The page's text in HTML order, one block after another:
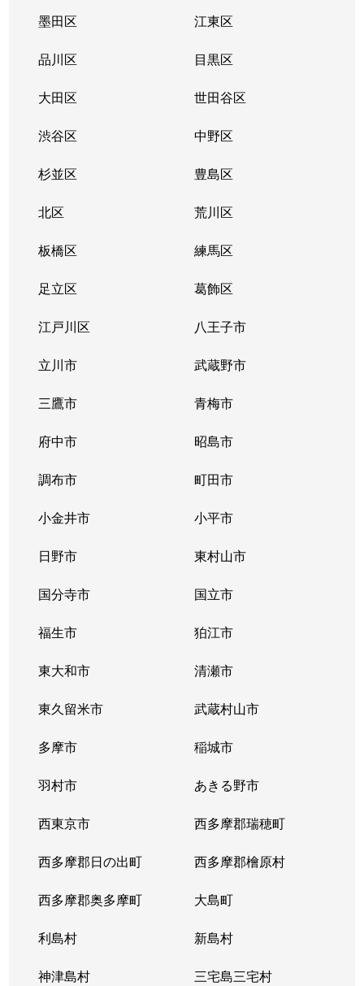
墨田区 江東区
品川区 目黒区
大田区 世田谷区
渋谷区 中野区
杉並区 豊島区
北区 荒川区
板橋区 練馬区
足立区 葛飾区
江戸川区 八王子市
立川市 武蔵野市
三鷹市 青梅市
府中市 昭島市
調布市 町田市
小金井市 小平市
日野市 東村山市
国分寺市 国立市
福生市 狛江市
東大和市 清瀬市
東久留米市 武蔵村山市
多摩市 稲城市
羽村市 あきる野市
西東京市 西多摩郡瑞穂町
西多摩郡日の出町 西多摩郡檜原村
西多摩郡奥多摩町 大島町
利島村 新島村
神津島村 三宅島三宅村